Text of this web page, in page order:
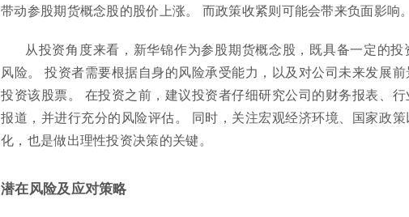
带动参股期货概念股的股价上涨。 而政策收紧则可能会带来负面影响。
从投资角度来看，新华锦作为参股期货概念股，既具备一定的
风险。 投资者需要根据自身的风险承受能力，以及对公司未来发展
投资该股票。 在投资之前，建议投资者仔细研究公司的财务报表、
报道，并进行充分的风险评估。 同时，关注宏观经济环境、国家政
化，也是做出理性投资决策的关键。
潜在风险及应对策略